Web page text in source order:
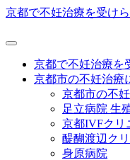
京都で不妊治療を受け
京都で不妊治療を
京都市の不妊治療
京都市の不
足立病院 生
京都IVFクリ
醍醐渡辺ク
身原病院